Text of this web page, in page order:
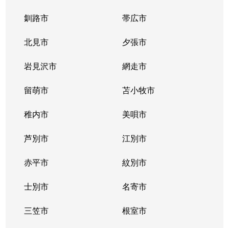
釧路市 帯広市
北見市 夕張市
岩見沢市 網走市
留萌市 苫小牧市
稚内市 美唄市
芦別市 江別市
赤平市 紋別市
士別市 名寄市
三笠市 根室市